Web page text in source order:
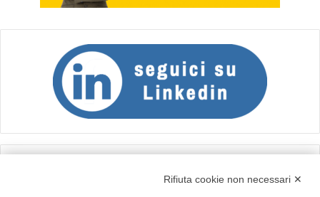
Rifiuta cookie non necessari ✕